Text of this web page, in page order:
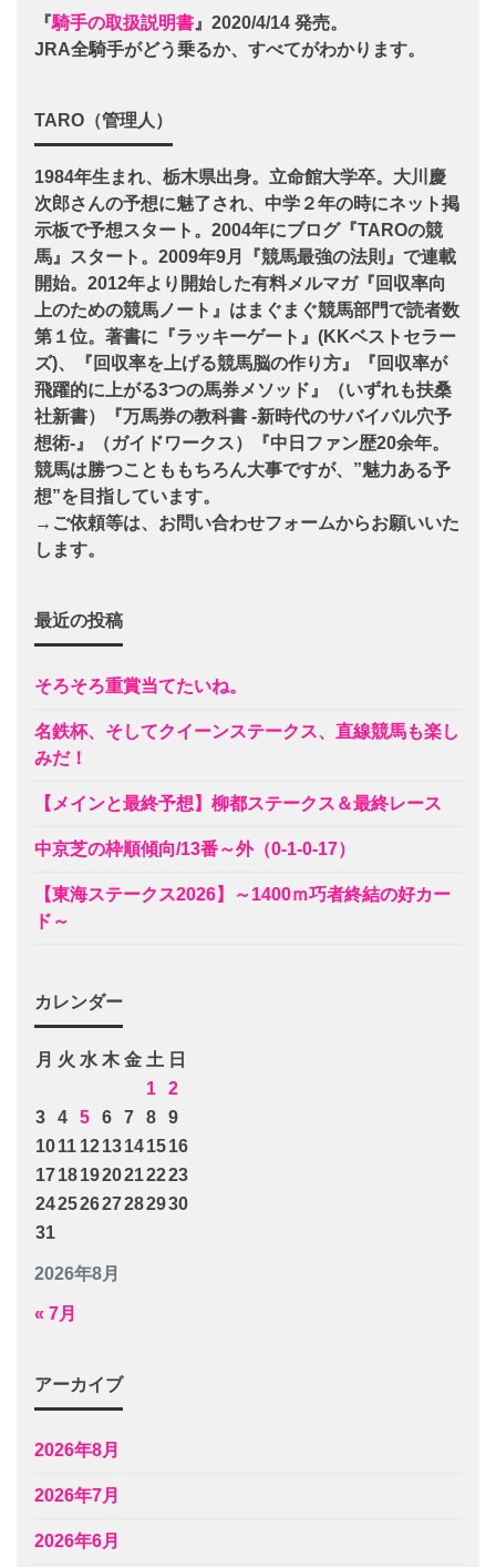
『騎手の取扱説明書 』2020/4/14 発売。
JRA全騎手がどう乗るか、すべてがわかります。
TARO（管理人）
1984年生まれ、栃木県出身。立命館大学卒。大川慶
次郎さんの予想に魅了され、中学２年の時にネット掲
示板で予想スタート。2004年にブログ『TAROの競
馬』スタート。2009年9月『競馬最強の法則』で連載
開始。2012年より開始した有料メルマガ『回収率向
上のための競馬ノート』はまぐまぐ競馬部門で読者数
第１位。著書に『ラッキーゲート』(KKベストセラー
ズ)、『回収率を上げる競馬脳の作り方』『回収率が
飛躍的に上がる3つの馬券メソッド』（いずれも扶桑
社新書）『万馬券の教科書 -新時代のサバイバル穴予
想術-』（ガイドワークス）『中日ファン歴20余年。
競馬は勝つことももちろん大事ですが、”魅力ある予
想”を目指しています。
→ご依頼等は、お問い合わせフォームからお願いいた
します。
最近の投稿
そろそろ重賞当てたいね。
名鉄杯、そしてクイーンステークス、直線競馬も楽し
みだ！
【メインと最終予想】柳都ステークス＆最終レース
中京芝の枠順傾向/13番～外（0-1-0-17）
【東海ステークス2026】～1400ｍ巧者終結の好カー
ド～
カレンダー
2026年8月
月 火 水 木 金 土 日
1
2
3
4 5 6 7 8
9
1011 1213141516
17181920212223
24252627282930
31
« 7月
アーカイブ
2026年8月
2026年7月
2026年6月